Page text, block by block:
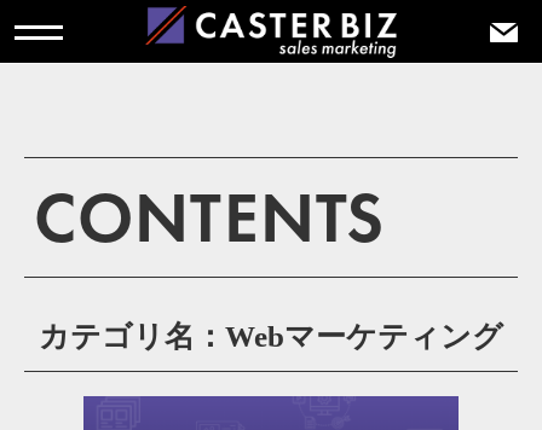
CONTENTS
カテゴリ名：Webマーケティング